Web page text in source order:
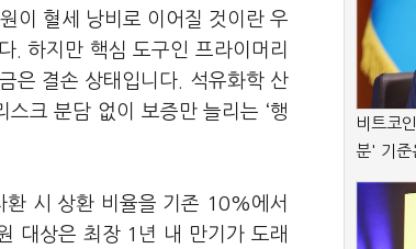
이 혈세 낭비로 이어질 것이란 우
. 하지만 핵심 도구인 프라이머리
은 결손 상태입니다. 석유화학 산
크 분담 없이 보증만 늘리는 ‘행
시 상환 비율을 기존 10%에서
대상은 최장 1년 내 만기가 도래
비트코
분' 기준